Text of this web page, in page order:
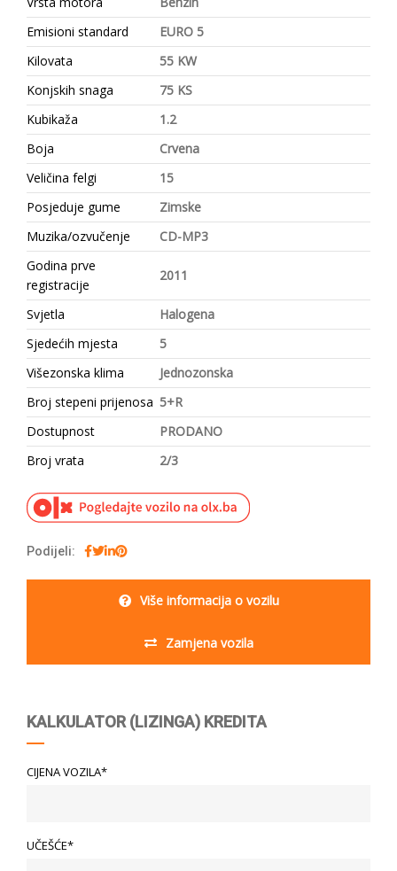
Emisioni standard
EURO 5
Kilovata
55 KW
Konjskih snaga
75 KS
Kubikaža
1.2
Boja
Crvena
Veličina felgi
15
Posjeduje gume
Zimske
Muzika/ozvučenje
CD-MP3
Godina prve
registracije
2011
Svjetla
Halogena
Sjedećih mjesta
5
Višezonska klima
Jednozonska
Broj stepeni prijenosa 5+R
Dostupnost
PRODANO
Broj vrata
2/3
Podijeli:
Više informacija o vozilu
Zamjena vozila
KALKULATOR (LIZINGA) KREDITA
CIJENA VOZILA*
UČEŠĆE*